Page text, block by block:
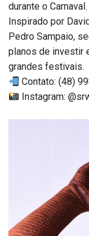
durante o Carnaval.
Inspirado por
Pedro Sampaio,
planos de investir
grandes festivais.
Contato: (48)
Instagram: